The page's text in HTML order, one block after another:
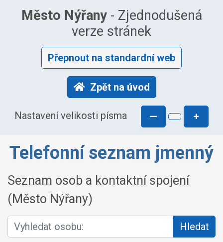
Město Nýřany- Zjednodušená
verze stránek
Přepnout na standardní web
Zpět na úvod
Nastavení velikosti písma — +
Telefonní seznam jmenný
Seznam osob a kontaktní spojení
(Město Nýřany)
Vyhledat osobu: Hledat